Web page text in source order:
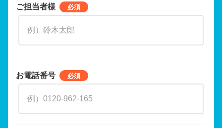
ご担当者様
お電話番号